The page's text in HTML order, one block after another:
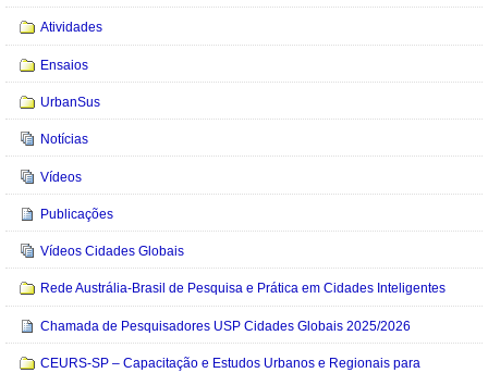
Atividades
Ensaios
UrbanSus
Notícias
Vídeos
Publicações
Vídeos Cidades Globais
Rede Austrália-Brasil de Pesquisa e Prática em Cidades Inteligentes
Chamada de Pesquisadores USP Cidades Globais 2025/2026
CEURS-SP – Capacitação e Estudos Urbanos e Regionais para